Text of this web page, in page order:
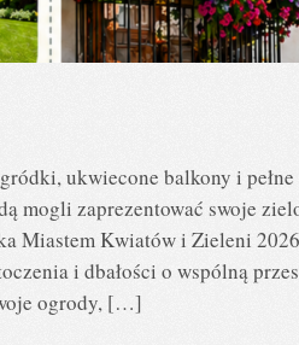
ukwiecone balkony i
mogli zaprezentować swoje
Miastem Kwiatów i Zieleni
i dbałości o wspólną
ogrody, […]